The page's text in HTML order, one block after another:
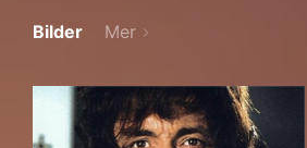
Bilder Mer